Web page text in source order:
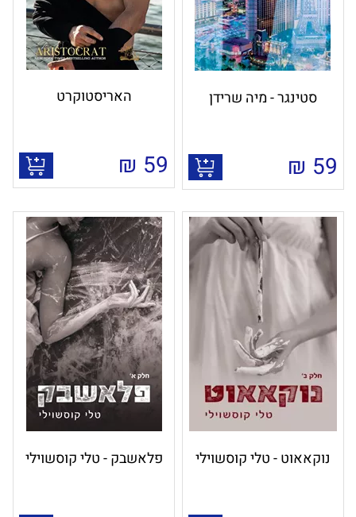
סטינגר - מיה שרידן
59
₪
האריסטוקרט
59
₪
נוקאאוט - טלי קוסשוילי פלאשבק - טלי קוסשוילי